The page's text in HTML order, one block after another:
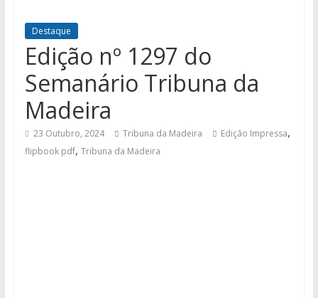
Destaque
Edição nº 1297 do
Semanário Tribuna da
Madeira
23 Outubro, 2024 Tribuna da Madeira Edição Impressa,
flipbook pdf, Tribuna da Madeira